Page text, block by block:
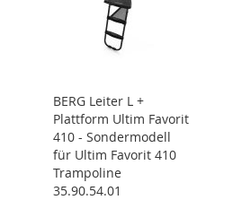
BERG Leiter L +
Plattform Ultim Favorit
410 - Sondermodell
für Ultim Favorit 410
Trampoline
35.90.54.01